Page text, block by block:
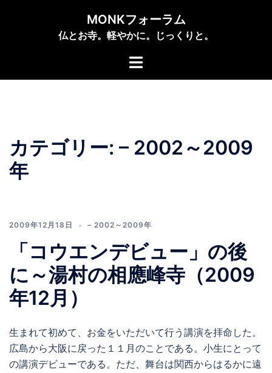
MONKフォーラム
仏とお寺。軽やかに。じっくりと。
ト
ュ
ー
カテゴリー: – 2002～2009
年
2009年12月18日 – 2002～2009年
「コウエンデビュー」の後
に～湯村の相應峰寺（2009
年12月）
生まれて初めて、お金をいただいて行う講演を拝命した。
広島から大阪に戻った１１月のことである。小生にとって
の講演デビューである。ただ、舞台は関西からはるかに遠